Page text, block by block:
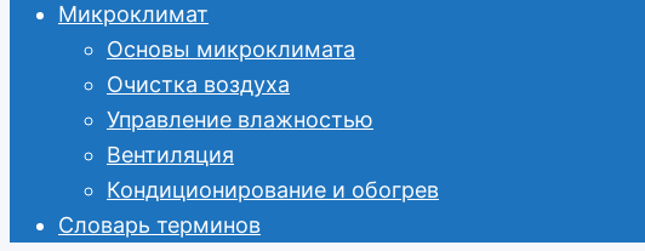
Микроклимат
Основы микроклимата
Очистка воздуха
Управление влажностью
Вентиляция
Кондиционирование и обогрев
Словарь терминов